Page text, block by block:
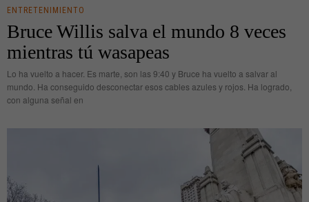
ENTRETENIMIENTO
Bruce Willis salva el mundo 8 veces
mientras tú wasapeas
Lo ha vuelto a hacer. Es marte, son las 9:40 y Bruce ha vuelto a salvar al
mundo. Ha conseguido desconectar esos cables azules y rojos. Ha logrado,
con alguna señal en